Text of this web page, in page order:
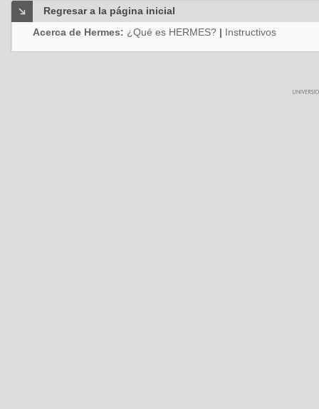
Regresar a la página inicial
Acerca de Hermes: ¿Qué es HERMES? | Instructivos